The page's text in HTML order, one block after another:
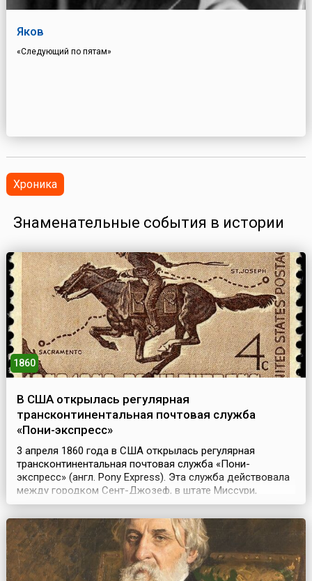
Яков
«Следующий по пятам»
Хроника
Знаменательные события в истории
1860
В США открылась регулярная
трансконтинентальная почтовая служба
«Пони-экспресс»
3 апреля 1860 года в США открылась регулярная
трансконтинентальная почтовая служба «Пони-
экспресс» (англ. Pony Express). Эта служба действовала
между городком Сент-Джозеф, в штате Миссури,
который являлся последним «центром цивилизации»
перед Диким Западом, и городом Сакраменто, столицей
штата Калифорния. Курьеры этой службы работали
«днем и ночью, зимой и летом» и перевозили почту
общим весом...